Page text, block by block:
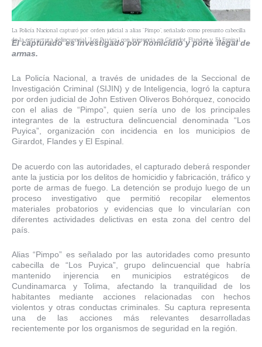
La Policía Nacional capturó por orden judicial a alias “Pimpo”, señalado como presunto cabecilla
de la estructura delincuencial “Los Puyica”, con injerencia en Girardot, Flandes y El Espinal.
El capturado es investigado por homicidio y porte ilegal de
armas.
La Policía Nacional, a través de unidades de la Seccional de
Investigación Criminal (SIJIN) y de Inteligencia, logró la captura
por orden judicial de John Estiven Oliveros Bohórquez, conocido
con el alias de “Pimpo”, quien sería uno de los principales
integrantes de la estructura delincuencial denominada “Los
Puyica”, organización con incidencia en los municipios de
Girardot, Flandes y El Espinal.
De acuerdo con las autoridades, el capturado deberá responder
ante la justicia por los delitos de homicidio y fabricación, tráfico y
porte de armas de fuego. La detención se produjo luego de un
proceso investigativo que permitió recopilar elementos
materiales probatorios y evidencias que lo vincularían con
diferentes actividades delictivas en esta zona del centro del
país.
Alias “Pimpo” es señalado por las autoridades como presunto
cabecilla de “Los Puyica”, grupo delincuencial que habría
mantenido injerencia en municipios estratégicos de
Cundinamarca y Tolima, afectando la tranquilidad de los
habitantes mediante acciones relacionadas con hechos
violentos y otras conductas criminales. Su captura representa
una de las acciones más relevantes desarrolladas
recientemente por los organismos de seguridad en la región.